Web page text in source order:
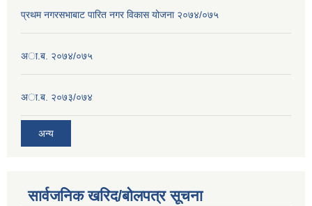
प्रथम नगरसभाबाट पारित नगर विकास योजना २०७४/०७५
अा.ब. २०७४/०७५
अा.ब. २०७३/०७४
अन्य
सार्वजनिक खरिद/बोलपत्र सूचना